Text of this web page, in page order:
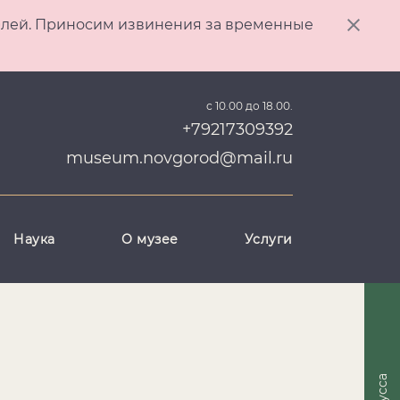
Приносим извинения за временные
с 10.00 до 18.00.
+79217309392
museum.novgorod@mail.ru
Наука О музее Услуги